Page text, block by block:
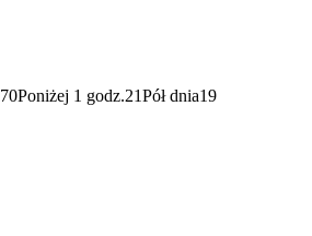
70Poniżej 1 godz.21Pół dnia19